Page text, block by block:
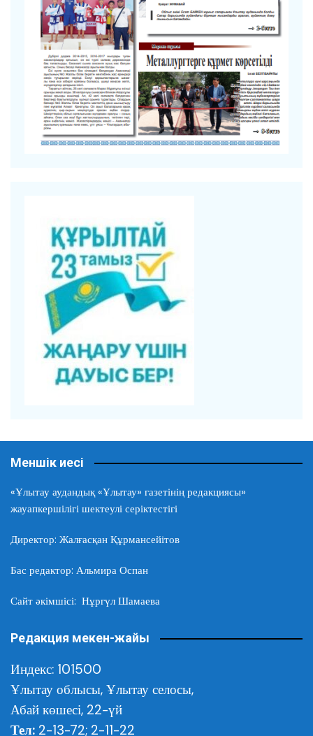
Меншік иесі
«Ұлытау аудандық «Ұлытау» газетінің редакциясы»
жауапкершілігі шектеулі серіктестігі
Директор: Жалғасқан Құрмансейітов
Бас редактор: Альмира Оспан
Сайт әкімшісі: Нұргүл Шамаева
Редакция мекен-жайы
Индекс: 101500
Ұлытау облысы, Ұлытау селосы,
Абай көшесі, 22-үй
Тел: 2-13-72; 2-11-22